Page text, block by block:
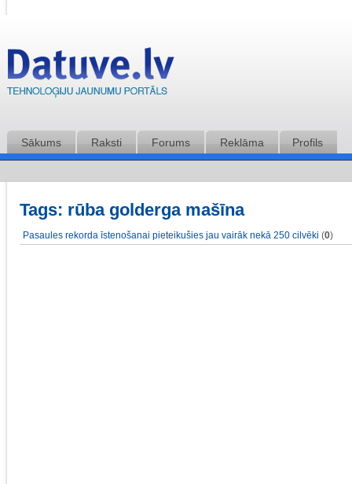
Sākums Raksti Forums Reklāma Profils
Tags: rūba golderga mašīna
Pasaules rekorda īstenošanai pieteikušies jau vairāk nekā 250 cilvēki (0)